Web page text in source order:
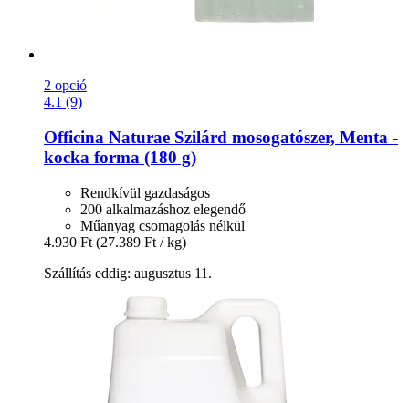
2 opció
4.1 (9)
Officina Naturae Szilárd mosogatószer, Menta -​
kocka forma (180 g)
Rendkívül gazdaságos
200 alkalmazáshoz elegendő
Műanyag csomagolás nélkül
4.930 Ft (27.389 Ft / kg)
Szállítás eddig: augusztus 11.